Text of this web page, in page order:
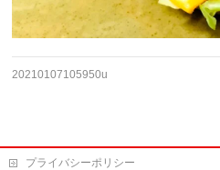
20210107105950u
プライバシーポリシー